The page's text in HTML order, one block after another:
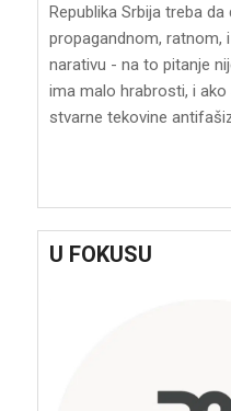
Republika Srbija treba
propagandnom, ratnom,
narativu - na to pitanje
ima malo hrabrosti, i
stvarne tekovine
U FOKUSU